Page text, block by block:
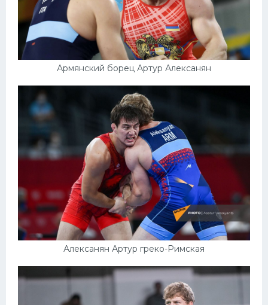
Армянский борец Артур Алексанян
Алексанян Артур греко-Римская